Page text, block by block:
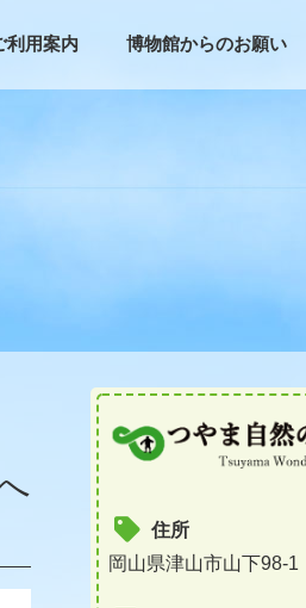
利用案内 博物館からのお願い
住所
岡山県津山市山下98-1